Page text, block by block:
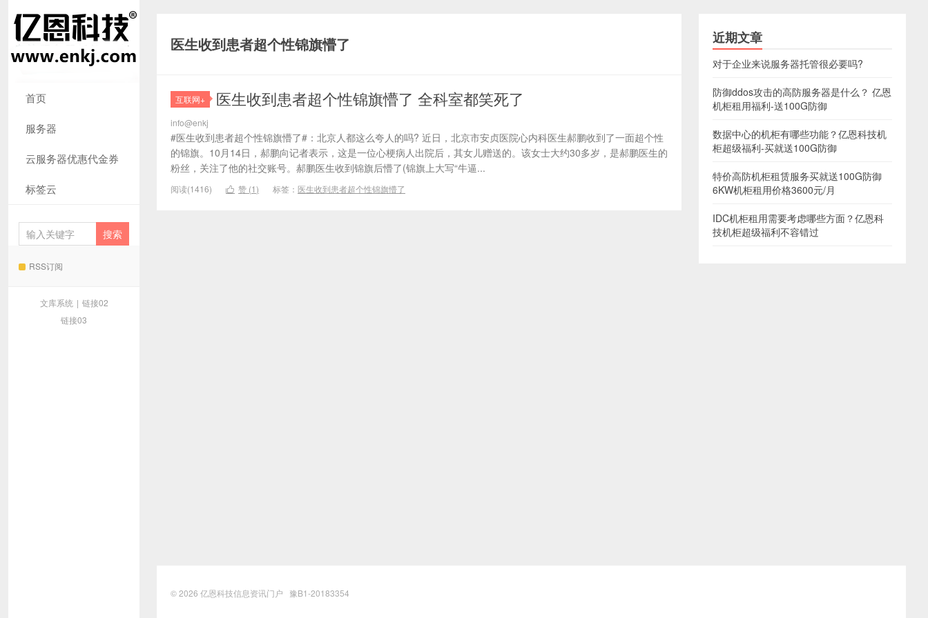
首页
服务器
云服务器优惠代金券
标签云
RSS订阅
文库系统 | 链接02
链接03
医生收到患者超个性锦旗懵了
互联网+ 医生收到患者超个性锦旗懵了 全科室都笑死了
info@enkj
#医生收到患者超个性锦旗懵了#：北京人都这么夸人的吗? 近日，北京市安贞医院心内科医生郝鹏收到了一面超个性
的锦旗。10月14日，郝鹏向记者表示，这是一位心梗病人出院后，其女儿赠送的。该女士大约30多岁，是郝鹏医生的
粉丝，关注了他的社交账号。郝鹏医生收到锦旗后懵了(锦旗上大写“牛逼...
阅读(1416)  赞 (1) 标签： 医生收到患者超个性锦旗懵了
近期文章
对于企业来说服务器托管很必要吗?
防御ddos攻击的高防服务器是什么？ 亿恩
机柜租用福利-送100G防御
数据中心的机柜有哪些功能？亿恩科技机
柜超级福利-买就送100G防御
特价高防机柜租赁服务买就送100G防御
6KW机柜租用价格3600元/月
IDC机柜租用需要考虑哪些方面？亿恩科
技机柜超级福利不容错过
© 2026 亿恩科技信息资讯门户 豫B1-20183354